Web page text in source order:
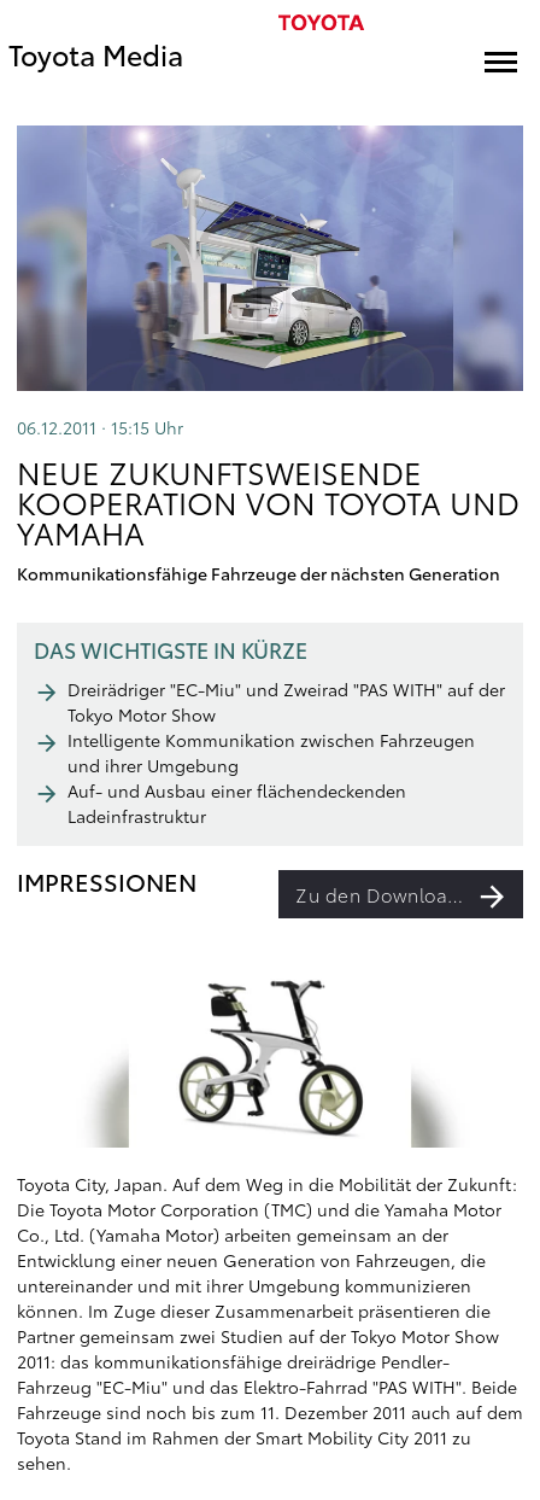
Toyota Media
06.12.2011 · 15:15 Uhr
NEUE ZUKUNFTSWEISENDE
KOOPERATION VON TOYOTA UND
YAMAHA
Kommunikationsfähige Fahrzeuge der nächsten Generation
DAS WICHTIGSTE IN KÜRZE
Dreirädriger "EC-Miu" und Zweirad "PAS WITH" auf der
Tokyo Motor Show
Intelligente Kommunikation zwischen Fahrzeugen
und ihrer Umgebung
Auf- und Ausbau einer flächendeckenden
Ladeinfrastruktur
IMPRESSIONEN Zu den Downloads
Toyota City, Japan. Auf dem Weg in die Mobilität der Zukunft:
Die Toyota Motor Corporation (TMC) und die Yamaha Motor
Co., Ltd. (Yamaha Motor) arbeiten gemeinsam an der
Entwicklung einer neuen Generation von Fahrzeugen, die
untereinander und mit ihrer Umgebung kommunizieren
können. Im Zuge dieser Zusammenarbeit präsentieren die
Partner gemeinsam zwei Studien auf der Tokyo Motor Show
2011: das kommunikationsfähige dreirädrige Pendler-
Fahrzeug "EC-Miu" und das Elektro-Fahrrad "PAS WITH". Beide
Fahrzeuge sind noch bis zum 11. Dezember 2011 auch auf dem
Toyota Stand im Rahmen der Smart Mobility City 2011 zu
sehen.